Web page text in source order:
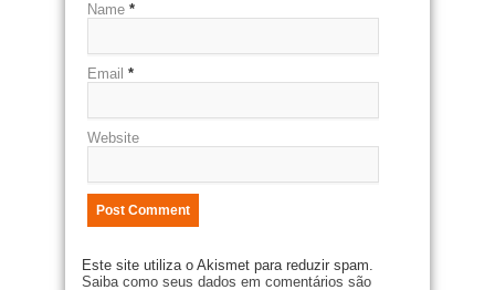
Name *
Email *
Website
Este site utiliza o Akismet para reduzir spam.
Saiba como seus dados em comentários são